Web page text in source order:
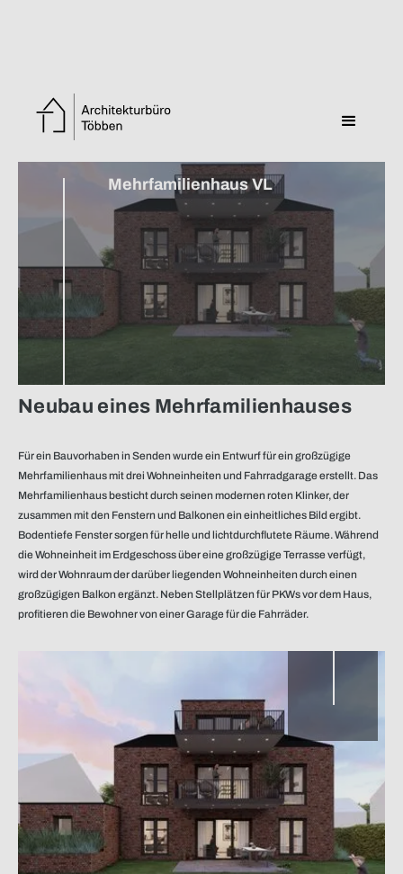
Zurück zur Übersicht
Mehrfamilienhaus VL
Neubau eines Mehrfamilienhauses
Für ein Bauvorhaben in Senden wurde ein Entwurf für ein großzügige
Mehrfamilienhaus mit drei Wohneinheiten und Fahrradgarage erstellt. Das
Mehrfamilienhaus besticht durch seinen modernen roten Klinker, der
zusammen mit den Fenstern und Balkonen ein einheitliches Bild ergibt.
Bodentiefe Fenster sorgen für helle und lichtdurchflutete Räume. Während
die Wohneinheit im Erdgeschoss über eine großzügige Terrasse verfügt,
wird der Wohnraum der darüber liegenden Wohneinheiten durch einen
großzügigen Balkon ergänzt. Neben Stellplätzen für PKWs vor dem Haus,
profitieren die Bewohner von einer Garage für die Fahrräder.
Garten